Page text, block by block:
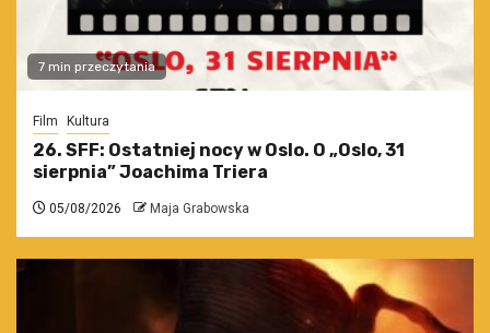
7 min przeczytania
Film Kultura
26. SFF: Ostatniej nocy w Oslo. O „Oslo, 31
sierpnia” Joachima Triera
05/08/2026 Maja Grabowska